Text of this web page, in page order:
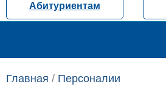
Абитуриентам
Главная / Персоналии​